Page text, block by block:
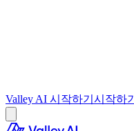
Valley AI 시작하기 시작하기